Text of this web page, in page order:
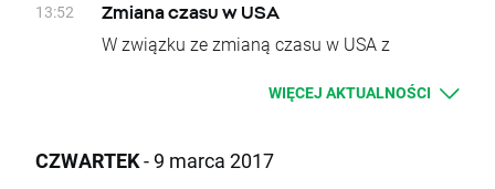
13:52 Zmiana czasu w USA
W związku ze zmianą czasu w USA z
następujących instrumentach ulegną zmianie:
– 22:00
WIĘCEJ AKTUALNOŚCI
CZWARTEK- 9 marca 2017